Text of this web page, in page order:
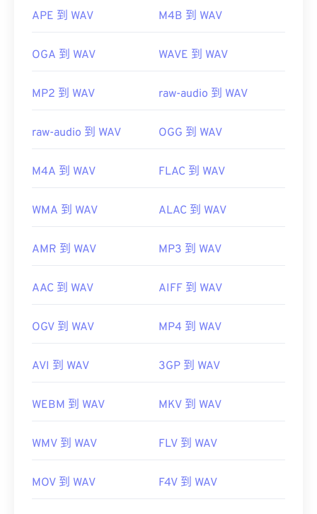
初始發布：1991
實用連結：
https://www.techopedia.com/definition/12636/
APE 到 WAV M4B 到 WAV
OGA 到 WAV WAVE 到 WAV
MP2 到 WAV raw-audio 到 WAV
raw-audio 到 WAV OGG 到 WAV
M4A 到 WAV FLAC 到 WAV
WMA 到 WAV ALAC 到 WAV
AMR 到 WAV MP3 到 WAV
AAC 到 WAV AIFF 到 WAV
OGV 到 WAV MP4 到 WAV
AVI 到 WAV 3GP 到 WAV
WEBM 到 WAV MKV 到 WAV
WMV 到 WAV FLV 到 WAV
MOV 到 WAV F4V 到 WAV